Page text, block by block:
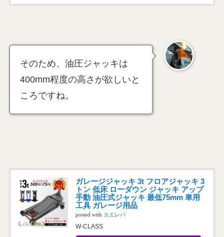
そのため、油圧ジャッキは
400mm程度の高さが欲しいと
ころですね。
ガレージジャッキ 3t フロアジャッキ 3
トン 低床 ローダウン ジャッキ アップ
手動 油圧式ジャッキ 最低75mm 車用
工具 ガレージ用品
posted with カエレバ
W-CLASS